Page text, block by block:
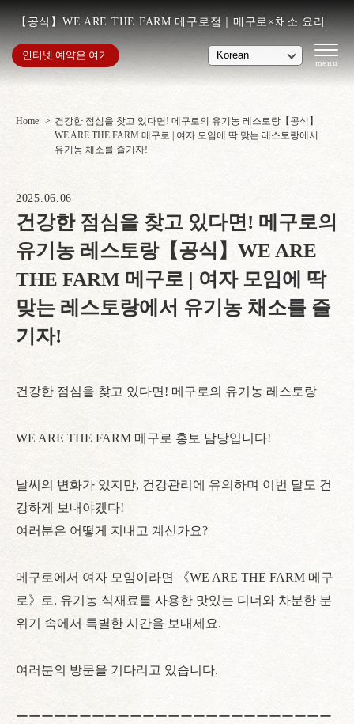
【공식】WE ARE THE FARM 메구로점｜메구로×채소 요리
인터넷 예약은 여기
Home
건강한 점심을 찾고 있다면! 메구로의 유기농 레스토랑【공식】
WE ARE THE FARM 메구로 | 여자 모임에 딱 맞는 레스토랑에서
유기농 채소를 즐기자!
2025.06.06
건강한 점심을 찾고 있다면! 메구로의
유기농 레스토랑【공식】WE ARE
THE FARM 메구로 | 여자 모임에 딱
맞는 레스토랑에서 유기농 채소를 즐
기자!
건강한 점심을 찾고 있다면! 메구로의 유기농 레스토랑
WE ARE THE FARM 메구로 홍보 담당입니다!
날씨의 변화가 있지만, 건강관리에 유의하며 이번 달도 건
강하게 보내야겠다!
여러분은 어떻게 지내고 계신가요?
메구로에서 여자 모임이라면 《WE ARE THE FARM 메구
로》로. 유기농 식재료를 사용한 맛있는 디너와 차분한 분
위기 속에서 특별한 시간을 보내세요.
여러분의 방문을 기다리고 있습니다.
ーーーーーーーーーーーーーーーーーーーーーーーーー